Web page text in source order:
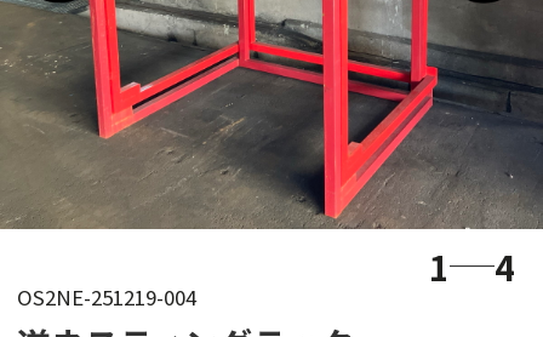
1 4
OS2NE-251219-004